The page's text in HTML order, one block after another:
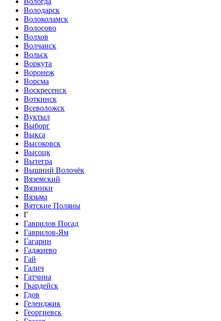
Володарск
Волоколамск
Волосово
Волхов
Волчанск
Вольск
Воркута
Воронеж
Ворсма
Воскресенск
Воткинск
Всеволожск
Вуктыл
Выборг
Выкса
Высоковск
Высоцк
Вытегра
Вышний Волочёк
Вяземский
Вязники
Вязьма
Вятские Поляны
Г
Гаврилов Посад
Гаврилов-Ям
Гагарин
Гаджиево
Гай
Галич
Гатчина
Гвардейск
Гдов
Геленджик
Георгиевск